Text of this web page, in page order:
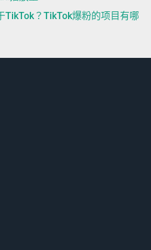
TikTok？TikTok爆粉的项目有哪